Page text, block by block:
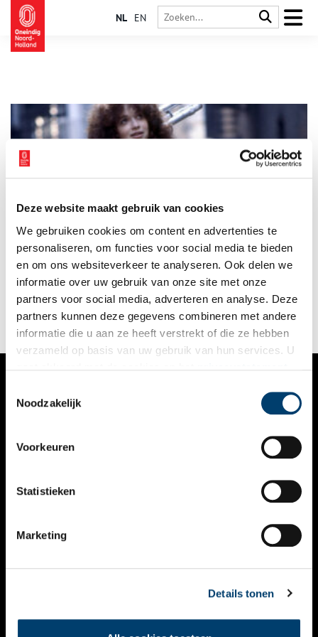
Deze website maakt gebruik van cookies
We gebruiken cookies om content en advertenties te
personaliseren, om functies voor social media te bieden
en om ons websiteverkeer te analyseren. Ook delen we
informatie over uw gebruik van onze site met onze
partners voor social media, adverteren en analyse. Deze
partners kunnen deze gegevens combineren met andere
informatie die u aan ze heeft verstrekt of die ze hebben
verzameld op basis van uw gebruik van hun services. U
Noodzakelijk
Voorkeuren
Statistieken
Marketing
Details tonen
NL EN
American Cinema
Met Liberating Hollywood toont Eye Filmmuseum het werk
van vrouwelijke regisseurs in het Amerika van de jaren 70. Ze
pionierden tijdens de tweede feministische golf, maar hun
werk is zelden of nooit in Nederland te zien geweest. Een van
de hoogtepunten is Wanda (1970) van Barbara Loden, die
vanaf 5 maart door Eye wordt uitgebracht in de landelijke
4 min
VERHALEN
KALENDER
THEMA’S
VIDEO’S
CONTACT